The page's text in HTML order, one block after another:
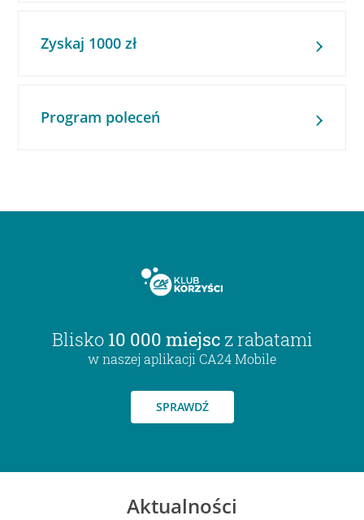
Zyskaj 1000 zł
Program poleceń
Blisko 10 000 miejsc z rabatami
w naszej aplikacji CA24 Mobile
SPRAWDŹ
Aktualności